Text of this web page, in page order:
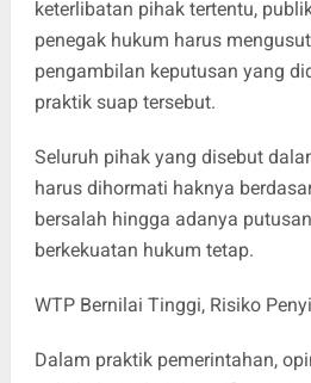
keterlibatan pihak tertentu,
penegak hukum harus
pengambilan keputusan yang
praktik suap tersebut.
Seluruh pihak yang disebut
harus dihormati haknya
bersalah hingga adanya
berkekuatan hukum tetap.
WTP Bernilai Tinggi, Risiko
Dalam praktik pemerintahan,